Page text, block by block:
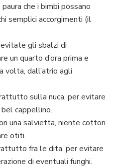
che i bimbi possano
semplici accorgimenti (il
gli sbalzi di
un quarto d’ora prima e
volta, dall’atrio agli
sulla nuca, per evitare
cappellino.
una salvietta, niente cotton
otiti.
fra le dita, per evitare
di eventuali funghi.